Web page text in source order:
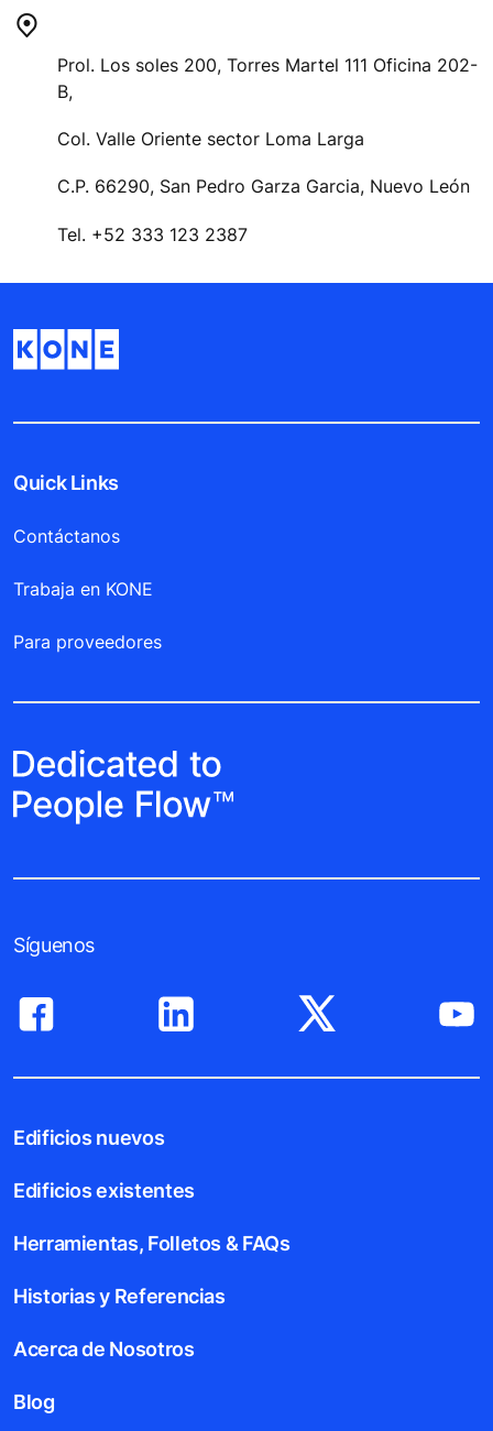
Prol. Los soles 200, Torres Martel 111 Oficina 202-
B,
Col. Valle Oriente sector Loma Larga
C.P. 66290, San Pedro Garza Garcia, Nuevo León
Tel. +52 333 123 2387
Quick Links
Contáctanos
Trabaja en KONE
Para proveedores
Síguenos
Edificios nuevos
Edificios existentes
Herramientas, Folletos & FAQs
Historias y Referencias
Acerca de Nosotros
Blog